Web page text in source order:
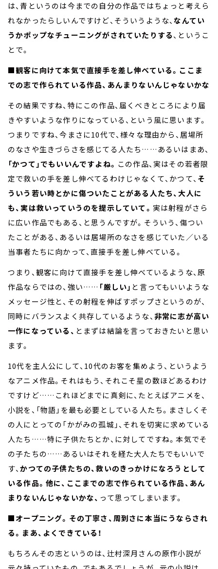
は、青というのは今までの自分の作品ではちょっと考えら
れなかったらしいんですけど、そういうような、なんてい
うかポップなチューニングがされていたりする、というこ
とで。
■観客に向けて本気で直接手を差し伸べている。ここま
での志で作られている作品、あんまりないんじゃないかな
その結果ですね、特にこの作品、届くべきところにより届
きやすいような作りになっている、という風に思います。
つまりですね、今まさに10代で、様々な理由から、居場所
のなさや生きづらさを感じてる人たち……あるいはまあ、
「かつて」でもいいんですよね。 この作品、実はその若者限
定で救いの手を差し伸べてるわけじゃなくて、かつて、 そ
ういう若い時とかに傷ついたことがある人たち、大人に
も、実は救いっていうのを提示していて。 実は射程がさら
に広い作品でもある、と思うんですが。そういう、傷つい
たことがある、あるいは居場所のなさを感じていた／いる
当事者たちに向かって、直接手を差し伸べている。
つまり、観客に向けて直接手を差し伸べているような、原
作品ならではの、強い…… 「厳しい」 と言ってもいいような
メッセージ性と、その射程を伸ばすポップさというのが、
同時にバランスよく共存しているような、非常に志が高い
一作になっている、 とまずは結論を言っておきたいと思い
ます。
10代を主人公にして、10代のお客を集めよう、というよう
なアニメ作品。それはもう、それこそ星の数ほどあるわけ
ですけど……これほどまでに真剣に、たとえばアニメを、
小説を、「物語」を最も必要としている人たち。まさしくそ
の人にとっての「かがみの孤城」、それを切実に求めている
人たち……特に子供たちとか、に対してですね。本気でそ
の子たちの……あるいはそれを経た大人たちでもいいで
す、かつての子供たちの、救いのきっかけになろうとして
いる作品。他に、ここまでの志で作られている作品、あん
まりないんじゃないかな、 って思ってしまいます。
■オープニング。その丁寧さ、周到さに本当にうならされ
る。まあ、よくできている！
もちろんその志というのは、辻村深月さんの原作小説が